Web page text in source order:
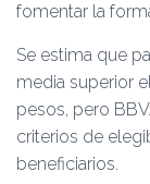
fomentar la
Se estima que
media superior
pesos, pero
criterios de
beneficiarios.